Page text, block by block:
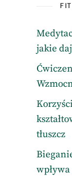
jakie
tłuszcz